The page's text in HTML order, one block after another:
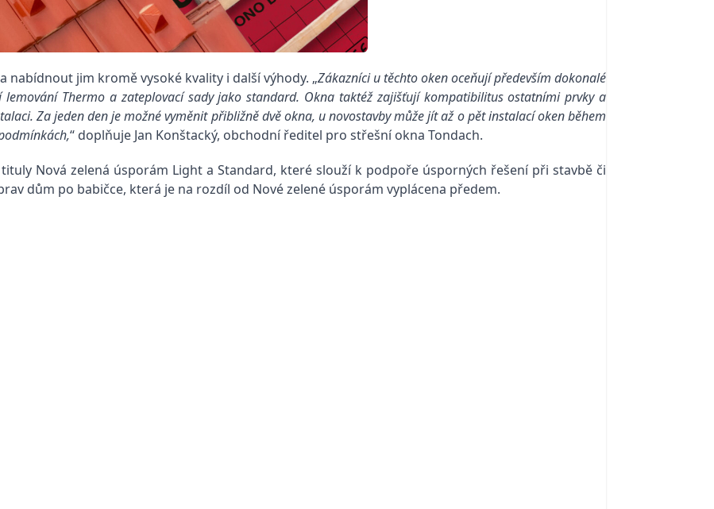
nabídnout jim kromě vysoké kvality i další výhody. „Zákazníci u těchto oken oceňují především dokonalé
Thermo a zateplovací sady jako standard. Okna taktéž zajišťují kompatibilitus ostatními prvky a
Za jeden den je možné vyměnit přibližně dvě okna, u novostavby může jít až o pět instalací oken během
“ doplňuje Jan Konštacký, obchodní ředitel pro střešní okna Tondach.
Nová zelená úsporám Light a Standard, které slouží k podpoře úsporných řešení při stavbě či
dům po babičce, která je na rozdíl od Nové zelené úsporám vyplácena předem.